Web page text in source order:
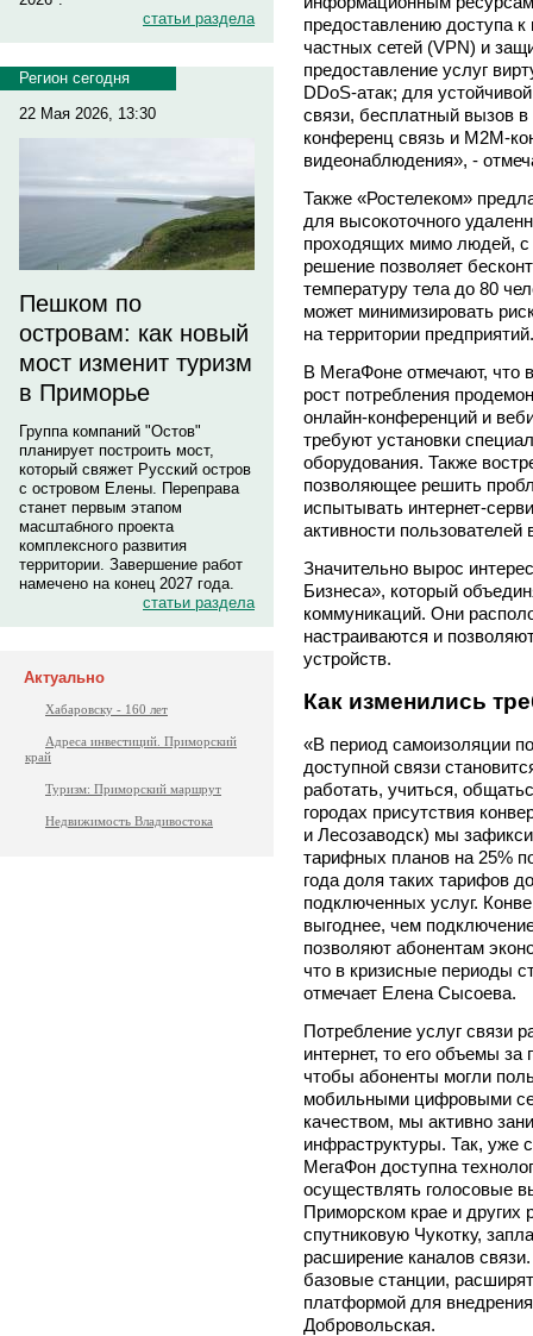
статьи раздела
Регион сегодня
22 Мая 2026, 13:30
Пешком по
островам: как новый
мост изменит туризм
в Приморье
Группа компаний "Остов"
планирует построить мост,
который свяжет Русский остров
с островом Елены. Переправа
станет первым этапом
масштабного проекта
комплексного развития
территории. Завершение работ
намечено на конец 2027 года.
статьи раздела
Актуально
Хабаровску - 160 лет
Адреса инвестиций. Приморский
край
Туризм: Приморский маршрут
Недвижимость Владивостока
предоставлению доступа к
частных сетей (VPN) и
предоставление услуг
DDoS-атак; для
связи, бесплатный вызов
конференц связь и М2М-
видеонаблюдения», -
Также «Ростелеком»
для высокоточного
проходящих мимо людей, с
решение позволяет
температуру тела до 80
может минимизировать
на территории предприятий.
В МегаФоне отмечают, что
рост потребления
онлайн-конференций и
требуют установки
оборудования. Также
позволяющее решить
испытывать интернет-
активности пользователей
Значительно вырос
Бизнеса», который
коммуникаций. Они
настраиваются и
устройств.
Как изменились
«В период самоизоляции
доступной связи
работать, учиться,
городах присутствия
и Лесозаводск) мы
тарифных планов на 25%
года доля таких тарифов
подключенных услуг.
выгоднее, чем
позволяют абонентам
что в кризисные периоды
отмечает Елена Сысоева.
Потребление услуг связи
интернет, то его объемы
чтобы абоненты могли
мобильными цифровыми
качеством, мы активно
инфраструктуры. Так, уже
МегаФон доступна
осуществлять голосовые
Приморском крае и других
спутниковую Чукотку,
расширение каналов
базовые станции,
платформой для
Добровольская.